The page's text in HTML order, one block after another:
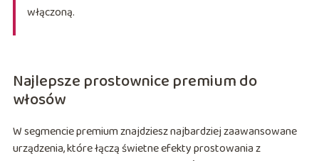
włączoną.
Najlepsze prostownice premium do
włosów
W segmencie premium znajdziesz najbardziej zaawansowane
urządzenia, które łączą świetne efekty prostowania z